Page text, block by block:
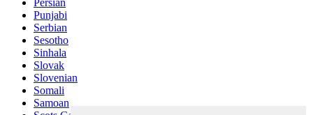
Persian
Punjabi
Serbian
Sesotho
Sinhala
Slovak
Slovenian
Somali
Samoan